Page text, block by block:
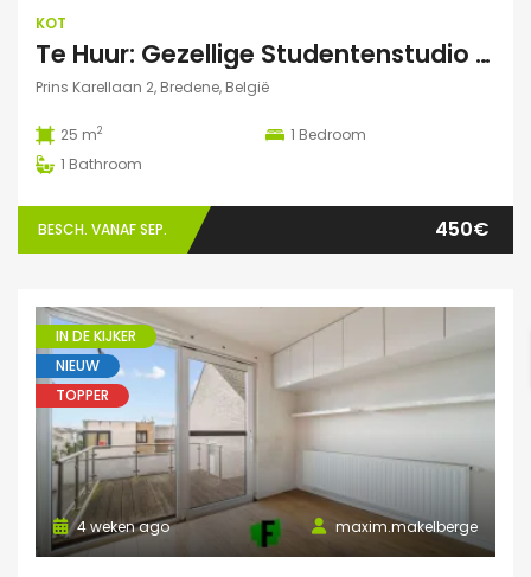
KOT
Te Huur: Gezellige Studentenstudio 25m² in Bredene Duinen – Dicht bij Zee en VIVES!
Prins Karellaan 2, Bredene, België
25 m2 1 Bedroom
1 Bathroom
BESCH. VANAF SEP. 450€
IN DE KIJKER
NIEUW
TOPPER
maxim.makelberge
4 weken ago